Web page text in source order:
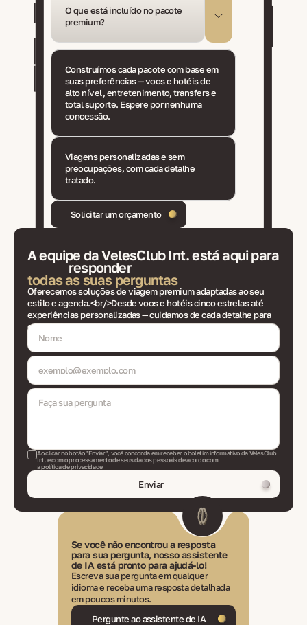
O que está incluído no pacote
premium?
Construímos cada pacote com base em
suas preferências — voos e hotéis de
alto nível, entretenimento, transfers e
total suporte. Espere por nenhuma
concessão.
Viagens personalizadas e sem
preocupações, com cada detalhe
tratado.
Solicitar um orçamento
A equipe da VelesClub Int. está aqui para
responder
todas as suas perguntas
Oferecemos soluções de viagem premium adaptadas ao seu
estilo e agenda.<br/>Desde voos e hotéis cinco estrelas até
experiências personalizadas — cuidamos de cada detalhe para
que você possa relaxar e aproveitar sua jornada sem
preocupações ou atrasos.
Ao clicar no botão "Enviar", você concorda em receber o boletim informativo da VelesClub
Int. e com o processamento de seus dados pessoais de acordo com
a política de privacidade
Enviar
Se você não encontrou a resposta
para sua pergunta, nosso assistente
de IA está pronto para ajudá-lo!
Escreva sua pergunta em qualquer
idioma e receba uma resposta detalhada
em poucos minutos.
Pergunte ao assistente de IA